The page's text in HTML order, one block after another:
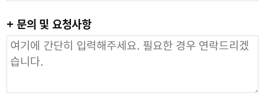
+ 문의 및 요청사항